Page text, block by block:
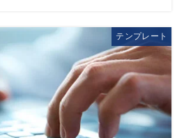
テンプレート